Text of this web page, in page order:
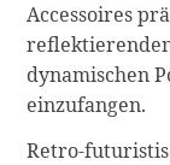
Accessoires
dynamischen
einzufangen.
Retro-